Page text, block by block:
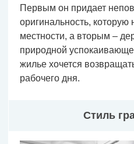
Первым он придает
оригинальность, которую
местности, а вторым –
природной
жилье хочется
рабочего дня.
Стиль